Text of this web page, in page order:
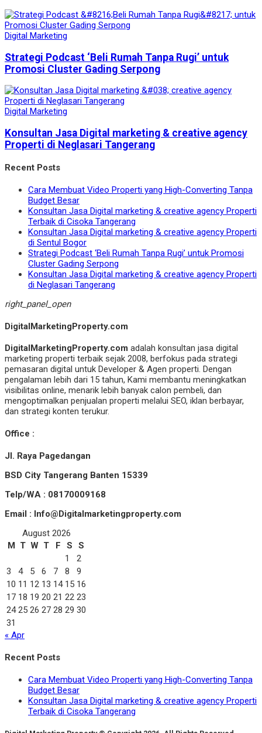
Digital Marketing
Strategi Podcast ‘Beli Rumah Tanpa Rugi’ untuk
Promosi Cluster Gading Serpong
Digital Marketing
Konsultan Jasa Digital marketing & creative agency
Properti di Neglasari Tangerang
Recent Posts
Cara Membuat Video Properti yang High-Converting Tanpa
Budget Besar
Konsultan Jasa Digital marketing & creative agency Properti
Terbaik di Cisoka Tangerang
Konsultan Jasa Digital marketing & creative agency Properti
di Sentul Bogor
Strategi Podcast ‘Beli Rumah Tanpa Rugi’ untuk Promosi
Cluster Gading Serpong
Konsultan Jasa Digital marketing & creative agency Properti
di Neglasari Tangerang
right_panel_open
DigitalMarketingProperty.com
DigitalMarketingProperty.com adalah konsultan jasa digital
marketing properti terbaik sejak 2008, berfokus pada strategi
pemasaran digital untuk Developer & Agen properti. Dengan
pengalaman lebih dari 15 tahun, Kami membantu meningkatkan
visibilitas online, menarik lebih banyak calon pembeli, dan
mengoptimalkan penjualan properti melalui SEO, iklan berbayar,
dan strategi konten terukur.
Office :
Jl. Raya Pagedangan
BSD City Tangerang Banten 15339
Telp/WA : 08170009168
Email : Info@Digitalmarketingproperty.com
August 2026
M
T W T F S
S
1
2
3
4 5 6 7 8
9
10 11 12 13 14 15 16
17 18 19 20 21 22 23
24 25 26 27 28 29 30
31
« Apr
Recent Posts
Cara Membuat Video Properti yang High-Converting Tanpa
Budget Besar
Konsultan Jasa Digital marketing & creative agency Properti
Terbaik di Cisoka Tangerang